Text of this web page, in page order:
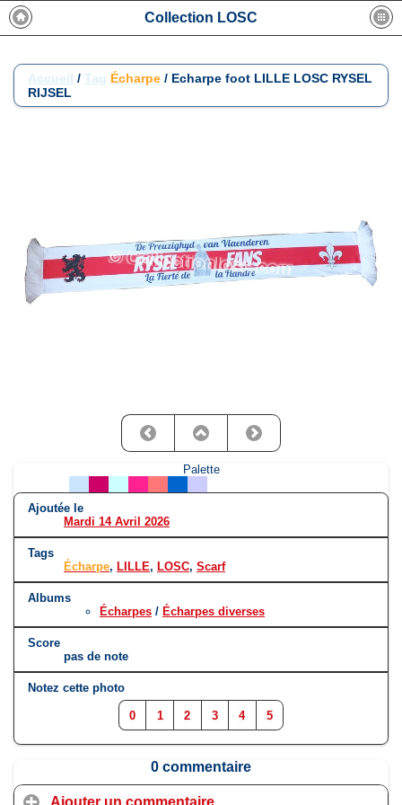
Collection LOSC
Accueil / Tag Écharpe / Echarpe foot LILLE LOSC RYSEL
RIJSEL
Palette
Ajoutée le
Mardi 14 Avril 2026
Tags
Écharpe, LILLE, LOSC, Scarf
Albums
Écharpes / Écharpes diverses
Score
pas de note
Notez cette photo
0 1 2 3 4 5
0 commentaire